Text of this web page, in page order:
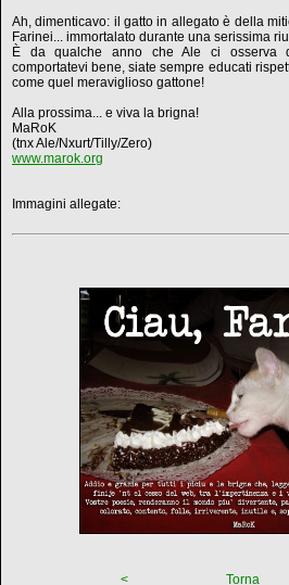
Ah, dimenticavo: il gatto in allegato è della
Farinei... immortalato durante una serissima
È da qualche anno che Ale ci osserva
comportatevi bene, siate sempre educati
come quel meraviglioso gattone!
Alla prossima... e viva la brigna!
MaRoK
(tnx Ale/Nxurt/Tilly/Zero)
www.marok.org
Immagini allegate:
< Torna